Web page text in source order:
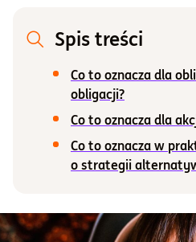
Blog
Centrum pomocy
Informacje i dokumenty
Spis treści
Co to oznacza dla
obligacji?
Co to oznacza dla
Co to oznacza w
o strategii